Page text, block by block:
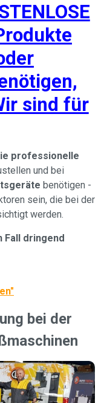
sind für
professionelle
und bei
benötigen -
sein, die bei der
werden.
Fall dringend
"
bei der